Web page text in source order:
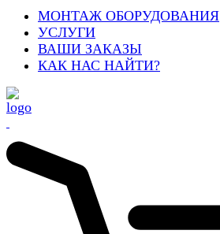
МОНТАЖ ОБОРУДОВАНИЯ
УСЛУГИ
ВАШИ ЗАКАЗЫ
КАК НАС НАЙТИ?